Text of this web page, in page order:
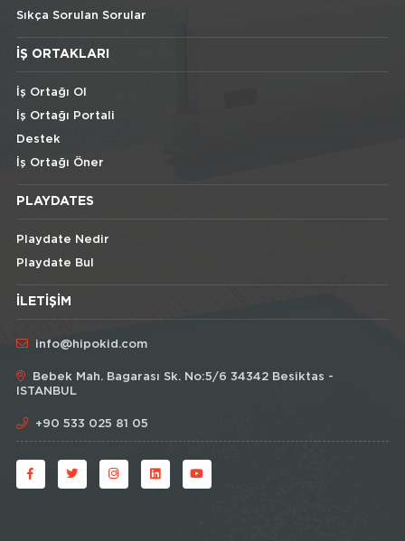
Sıkça Sorulan Sorular
İŞ ORTAKLARI
İş Ortağı Ol
İş Ortağı Portali
Destek
İş Ortağı Öner
PLAYDATES
Playdate Nedir
Playdate Bul
İLETIŞIM
info@hipokid.com
Bebek Mah. Bagarası Sk. No:5/6 34342 Besiktas -
ISTANBUL
+90 533 025 81 05